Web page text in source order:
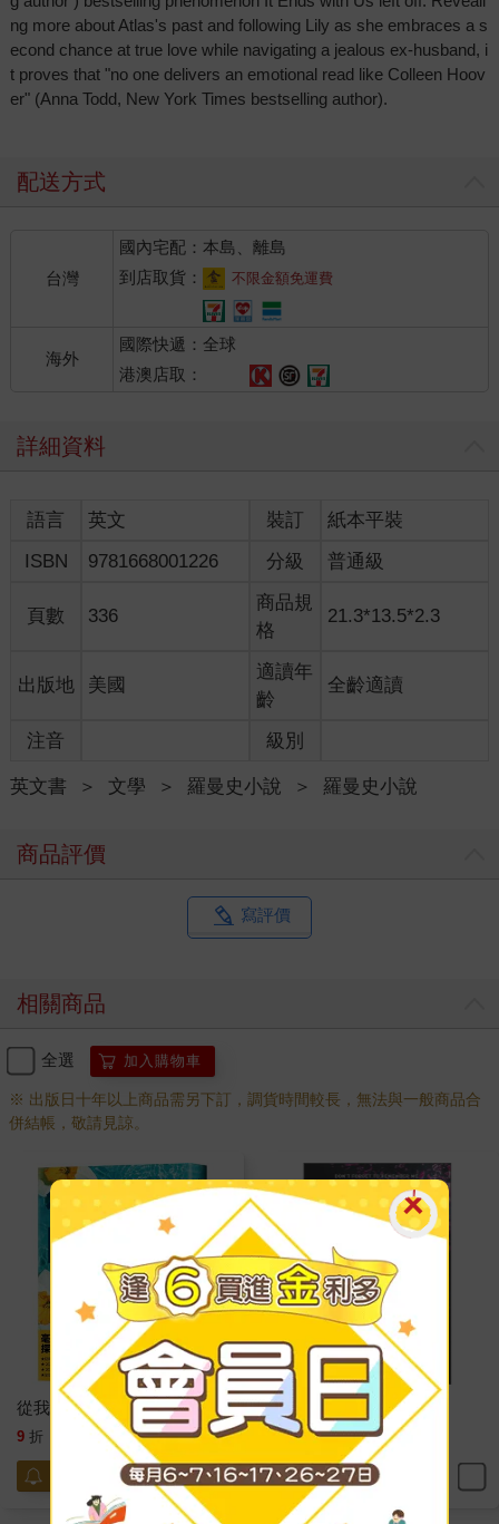
ng more about Atlas's past and following Lily as she embraces a s
econd chance at true love while navigating a jealous ex-husband, i
t proves that "no one delivers an emotional read like Colleen Hoov
er" (Anna Todd, New York Times bestselling author).
配送方式
台灣
國內宅配：本島、離島
到店取貨：
不限金額免運費
海外
國際快遞：全球
港澳店取：
詳細資料
語言 英文 裝訂
紙本平裝
ISBN
9781668001226 分級 普通級
頁數 336
商品規
格
21.3*13.5*2.3
出版地 美國
適讀年
齡
全齡適讀
注音 級別
英文書 ＞ 文學 ＞ 羅曼史小說 ＞ 羅曼史小說
商品評價
寫評價
相關商品
全選 加入購物車
※ 出版日十年以上商品需另下訂，調貨時間較長，無法與一般商品合
併結帳，敬請見諒。
從我們開始
9 折 342 元
貨到通知
Never Never
9 折 特價 615 元
加入購物車